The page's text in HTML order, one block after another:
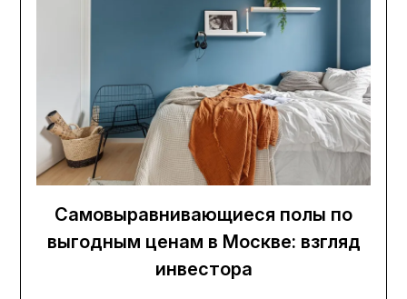
Самовыравнивающиеся полы по
выгодным ценам в Москве: взгляд
инвестора